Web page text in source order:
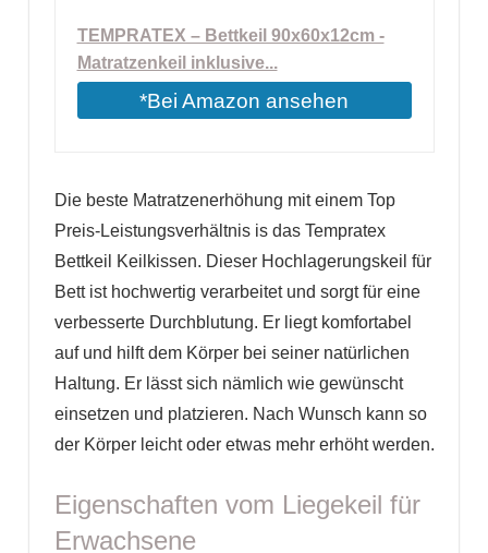
TEMPRATEX – Bettkeil 90x60x12cm -
Matratzenkeil inklusive...
*Bei Amazon ansehen
Die beste Matratzenerhöhung mit einem Top
Preis-Leistungsverhältnis is das Tempratex
Bettkeil Keilkissen. Dieser Hochlagerungskeil für
Bett ist hochwertig verarbeitet und sorgt für eine
verbesserte Durchblutung. Er liegt komfortabel
auf und hilft dem Körper bei seiner natürlichen
Haltung. Er lässt sich nämlich wie gewünscht
einsetzen und platzieren. Nach Wunsch kann so
der Körper leicht oder etwas mehr erhöht werden.
Eigenschaften vom Liegekeil für
Erwachsene